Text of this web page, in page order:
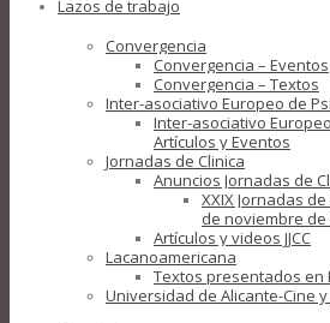
Lazos de trabajo
Convergencia
Convergencia – Eventos
Convergencia – Textos
Inter-asociativo Europeo de
Inter-asociativo
Artículos y Eventos
Jornadas de Clinica
Anuncios Jornadas de
XXIX Jornadas
de noviembre de
Artículos y videos JJCC
Lacanoamericana
Textos presentados en
Universidad de Alicante-Cine